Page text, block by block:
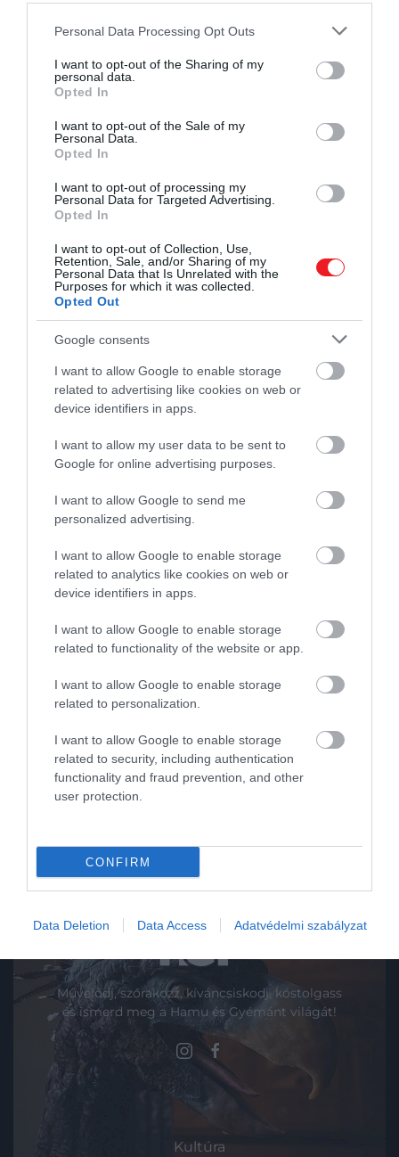
Please note that this website/app uses one or more Google
not limited to your visit or usage behaviour. You may click to
grant or deny consent to Google and its third-party tags to
use your data for below specified purposes in below Google
consent section.
Personal Data Processing Opt Outs
I want to opt-out of the Sharing of my
personal data.
Opted In
I want to opt-out of the Sale of my
Personal Data.
Opted In
I want to opt-out of processing my
Personal Data for Targeted Advertising.
Opted In
I want to opt-out of Collection, Use,
Retention, Sale, and/or Sharing of my
Personal Data that Is Unrelated with the
Purposes for which it was collected.
Opted Out
Google consents
I want to allow Google to enable storage
related to advertising like cookies on web or
device identifiers in apps.
I want to allow my user data to be sent to
Google for online advertising purposes.
I want to allow Google to send me
personalized advertising.
I want to allow Google to enable storage
related to analytics like cookies on web or
device identifiers in apps.
I want to allow Google to enable storage
related to functionality of the website or app.
I want to allow Google to enable storage
related to personalization.
I want to allow Google to enable storage
related to security, including authentication
functionality and fraud prevention, and other
user protection.
CONFIRM
Data Deletion Data Access Adatvédelmi szabályzat
Számos kultikus filmes kellék, köztük C-
3PO feje is kalapács alá kerül ez év
novemberében. A relikviát maga a
robotot játszó színész, Anthony Daniels
bocsátja árverésre. Már az első Star Wars-
filmben is látható fejdíszért akár 1 millió
egy lelkes és…
2023. OKTÓBER 8. ● HAMU ÉS GYÉMÁNT
Brutális összegért kelhet el a
Star Wars-filmek eredeti…
Művelődj, szórakozz, kíváncsiskodj, kóstolgass
és ismerd meg a Hamu és Gyémánt világát!
Kultúra